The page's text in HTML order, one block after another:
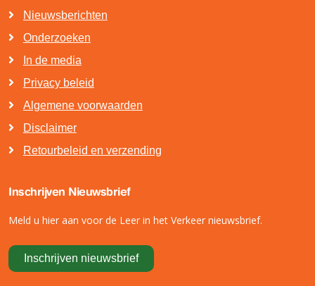
Nieuwsberichten
Onderzoeken
In de media
Privacy beleid
Algemene voorwaarden
Disclaimer
Retourbeleid en verzending
Inschrijven Nieuwsbrief
Meld u hier aan voor de Leer in het Verkeer nieuwsbrief.
Inschrijven nieuwsbrief